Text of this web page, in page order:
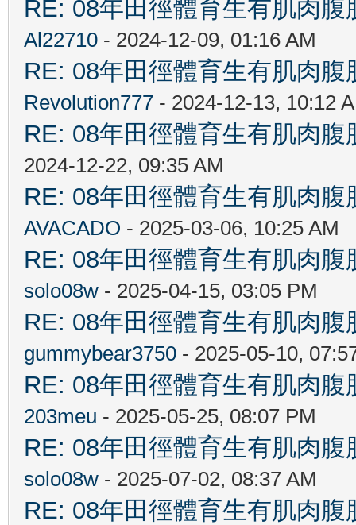
RE: 08年田徑體育生有肌肉
Al22710 - 2024-12-09, 01:16 AM
RE: 08年田徑體育生有肌肉
Revolution777 - 2024-12-13, 10:12
RE: 08年田徑體育生有肌肉
2024-12-22, 09:35 AM
RE: 08年田徑體育生有肌肉
AVACADO - 2025-03-06, 10:25 AM
RE: 08年田徑體育生有肌肉
solo08w - 2025-04-15, 03:05 PM
RE: 08年田徑體育生有肌肉
gummybear3750 - 2025-05-10,
RE: 08年田徑體育生有肌肉
203meu - 2025-05-25, 08:07 PM
RE: 08年田徑體育生有肌肉
solo08w - 2025-07-02, 08:37 AM
RE: 08年田徑體育生有肌肉